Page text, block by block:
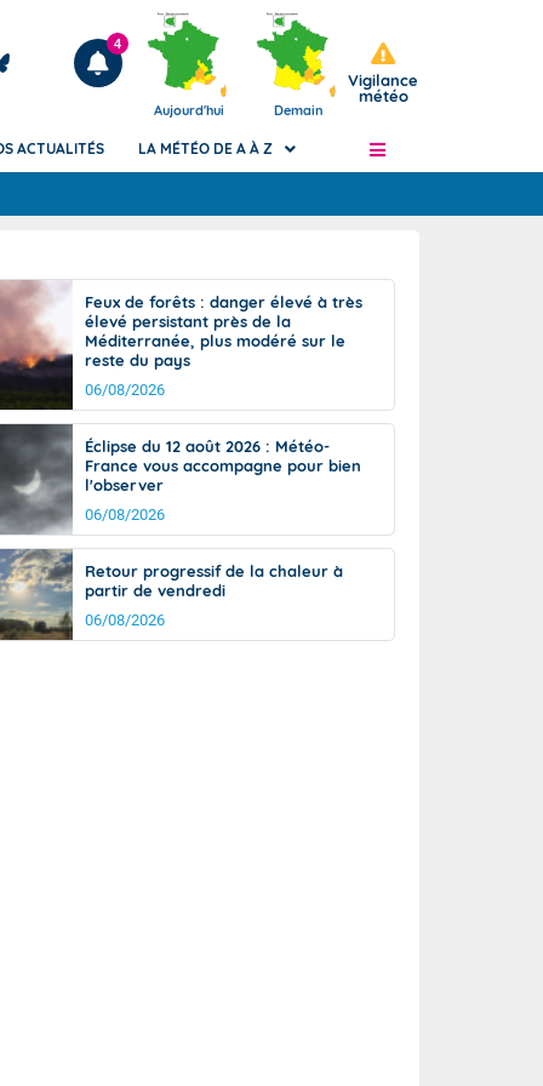
Articles
4
Aujourd'hui Demain
Vigilance
météo
de
Phénomènes dangereux de J+2 à J+7
Avertissement pluies intenses à l'échelle
des communes (Apic)
Bulletins Marine
d'avalanche
Météo des forêts
Vigicrues
ACTUALITÉS LA MÉTÉO DE A À Z
Feux de forêts : danger élevé à très
élevé persistant près de la
Méditerranée, plus modéré sur le
reste du pays
06/08/2026
Éclipse du 12 août 2026 : Météo-
France vous accompagne pour bien
l'observer
06/08/2026
Retour progressif de la chaleur à
partir de vendredi
06/08/2026